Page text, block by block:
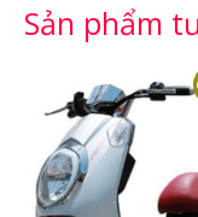
Sản phẩm